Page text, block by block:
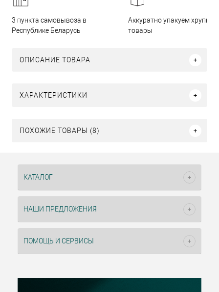
3 пункта самовывоза в
Республике Беларусь
Аккуратно упакуем хрупкие
товары
ОПИСАНИЕ ТОВАРА
ХАРАКТЕРИСТИКИ
ПОХОЖИЕ ТОВАРЫ (8)
КАТАЛОГ
НАШИ ПРЕДЛОЖЕНИЯ
ПОМОЩЬ И СЕРВИСЫ